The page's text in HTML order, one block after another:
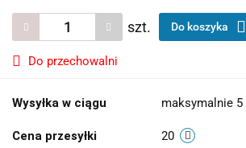
szt. Do koszyka
Do przechowalni
Wysyłka w ciągu maksymalnie
Cena przesyłki 20